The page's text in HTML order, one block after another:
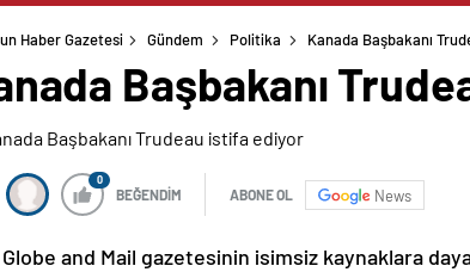
Haber Gazetesi Gündem Politika Kanada Başbakanı
Başbakanı
0
BEĞENDİM ABONE OL News
and Mail gazetesinin isimsiz kaynaklara